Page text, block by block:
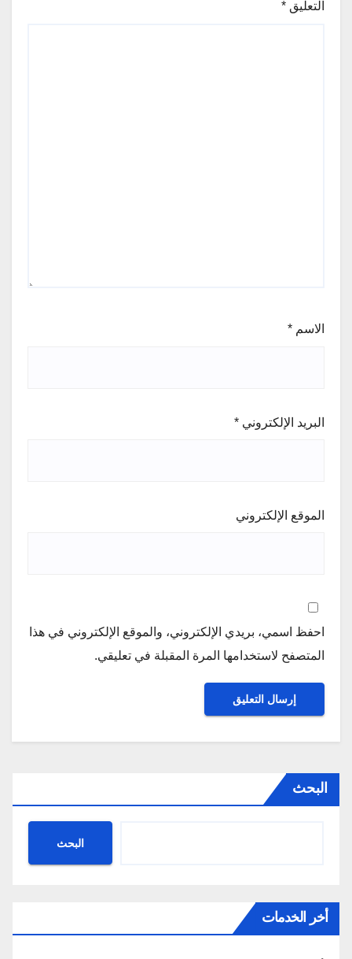
التعليق *
الاسم *
البريد الإلكتروني *
الموقع الإلكتروني
احفظ اسمي، بريدي الإلكتروني، والموقع الإلكتروني في هذا
المتصفح لاستخدامها المرة المقبلة في تعليقي.
البحث
البحث
أخر الخدمات